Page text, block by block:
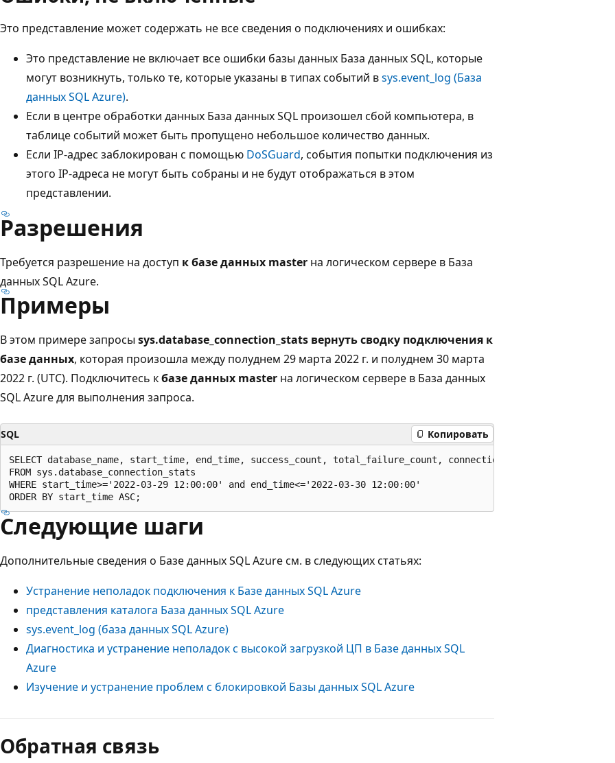
Это представление может содержать не все сведения о подключениях и ошибках:
Это представление не включает все ошибки базы данных База данных SQL, которые
могут возникнуть, только те, которые указаны в типах событий вsys.event_log (База
данных SQL Azure).
Если в центре обработки данных База данных SQL произошел сбой компьютера, в
таблице событий может быть пропущено небольшое количество данных.
Если IP-адрес заблокирован с помощью DoSGuard, события попытки подключения из
этого IP-адреса не могут быть собраны и не будут отображаться в этом
представлении.
Разрешения
Требуется разрешение на доступ к базе данных master на логическом сервере в База
данных SQL Azure.
Примеры
В этом примере запросы sys.database_connection_stats вернуть сводку подключения к
базе данных, которая произошла между полуднем 29 марта 2022 г. и полуднем 30 марта
2022 г. (UTC). Подключитесь кбазе данных master на логическом сервере в База данных
SQL Azure для выполнения запроса.
SQL Копировать
SELECT database_name, start_time, end_time, success_count, total_failure_count, connection_failure_count
FROM sys.database_connection_stats
WHERE start_time>='2022-03-29 12:00:00' and end_time<='2022-03-30 12:00:00'
Следующие шаги
Дополнительные сведения о Базе данных SQL Azure см. в следующих статьях:
Устранение неполадок подключения к Базе данных SQL Azure
представления каталога База данных SQL Azure
sys.event_log (база данных SQL Azure)
Диагностика и устранение неполадок с высокой загрузкой ЦП в Базе данных SQL
Azure
Изучение и устранение проблем с блокировкой Базы данных SQL Azure
Обратная связь